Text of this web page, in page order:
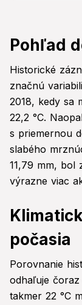
Pohľad
Historické
značnú
2018, kedy sa
22,2 °C.
s priemernou
slabého
11,79 mm, bol
výrazne viac
počasia
Porovnanie
odhaľuje čoraz
takmer 22 °C